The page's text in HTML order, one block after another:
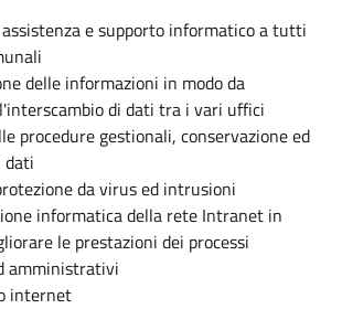
e supporto informatico a tutti
delle informazioni in modo da
di dati tra i vari uffici
procedure gestionali, conservazione ed
dati
da virus ed intrusioni
informatica della rete Intranet in
le prestazioni dei processi
amministrativi
internet